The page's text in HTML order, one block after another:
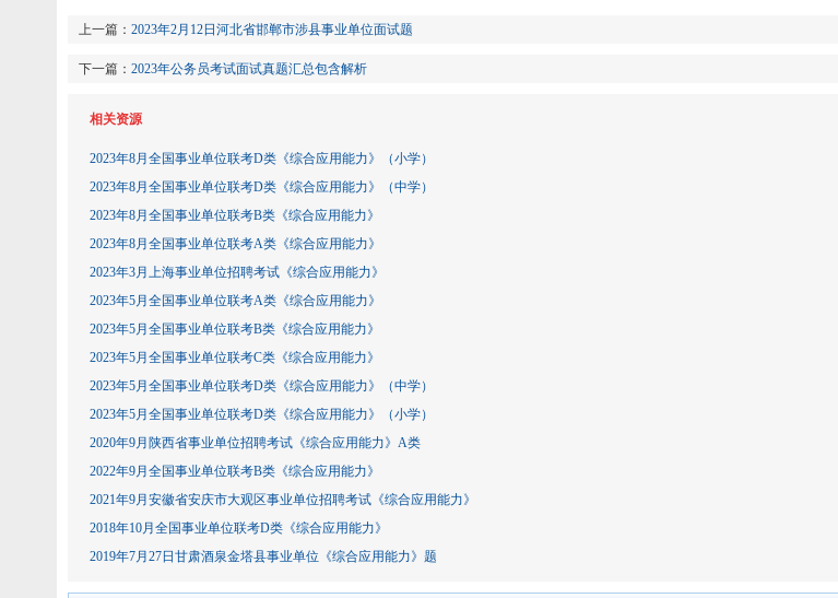
上一篇： 2023年2月12日河北省邯郸市涉县事业单位面试题
下一篇： 2023年公务员考试面试真题汇总包含解析
相关资源
2023年8月全国事业单位联考D类《综合应用能力》（小学）
2023年8月全国事业单位联考D类《综合应用能力》（中学）
2023年8月全国事业单位联考B类《综合应用能力》
2023年8月全国事业单位联考A类《综合应用能力》
2023年3月上海事业单位招聘考试《综合应用能力》
2023年5月全国事业单位联考A类《综合应用能力》
2023年5月全国事业单位联考B类《综合应用能力》
2023年5月全国事业单位联考C类《综合应用能力》
2023年5月全国事业单位联考D类《综合应用能力》（中学）
2023年5月全国事业单位联考D类《综合应用能力》（小学）
2020年9月陕西省事业单位招聘考试《综合应用能力》A类
2022年9月全国事业单位联考B类《综合应用能力》
2021年9月安徽省安庆市大观区事业单位招聘考试《综合应用能力》
2018年10月全国事业单位联考D类《综合应用能力》
2019年7月27日甘肃酒泉金塔县事业单位《综合应用能力》题